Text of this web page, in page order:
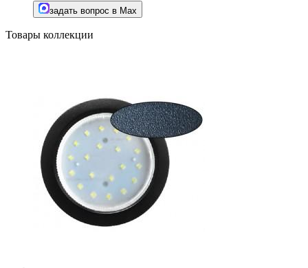
задать вопрос в Max
Товары коллекции